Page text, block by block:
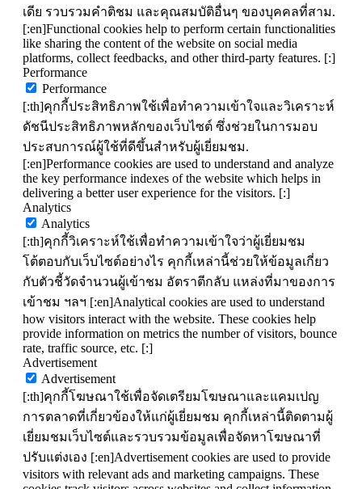
เดีย รวบรวมคำติชม และคุณสมบัติอื่นๆ ของบุคคลที่สาม.
[:en]Functional cookies help to perform certain functionalities
like sharing the content of the website on social media
platforms, collect feedbacks, and other third-party features. [:]
Performance
Performance
[:th]คุกกี้ประสิทธิภาพใช้เพื่อทำความเข้าใจและวิเคราะห์
ดัชนีประสิทธิภาพหลักของเว็บไซต์ ซึ่งช่วยในการมอบ
ประสบการณ์ผู้ใช้ที่ดีขึ้นสำหรับผู้เยี่ยมชม.
[:en]Performance cookies are used to understand and analyze
the key performance indexes of the website which helps in
delivering a better user experience for the visitors. [:]
Analytics
Analytics
[:th]คุกกี้วิเคราะห์ใช้เพื่อทำความเข้าใจว่าผู้เยี่ยมชม
โต้ตอบกับเว็บไซต์อย่างไร คุกกี้เหล่านี้ช่วยให้ข้อมูลเกี่ยว
กับตัวชี้วัดจำนวนผู้เข้าชม อัตราตีกลับ แหล่งที่มาของการ
เข้าชม ฯลฯ [:en]Analytical cookies are used to understand
how visitors interact with the website. These cookies help
provide information on metrics the number of visitors, bounce
rate, traffic source, etc. [:]
Advertisement
Advertisement
[:th]คุกกี้โฆษณาใช้เพื่อจัดเตรียมโฆษณาและแคมเปญ
การตลาดที่เกี่ยวข้องให้แก่ผู้เยี่ยมชม คุกกี้เหล่านี้ติดตามผู้
เยี่ยมชมเว็บไซต์และรวบรวมข้อมูลเพื่อจัดหาโฆษณาที่
ปรับแต่งเอง [:en]Advertisement cookies are used to provide
visitors with relevant ads and marketing campaigns. These